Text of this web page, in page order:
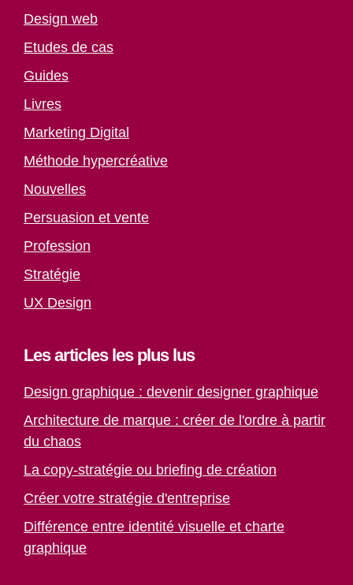
Design web
Etudes de cas
Guides
Livres
Marketing Digital
Méthode hypercréative
Nouvelles
Persuasion et vente
Profession
Stratégie
UX Design
Les articles les plus lus
Design graphique : devenir designer graphique
Architecture de marque : créer de l'ordre à partir
du chaos
La copy-stratégie ou briefing de création
Créer votre stratégie d'entreprise
Différence entre identité visuelle et charte
graphique